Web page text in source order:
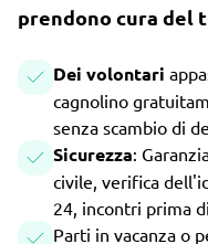
prendono cura del
Dei volontari
cagnolino
senza scambio di
Sicurezza:
civile, verifica
24, incontri prima
Parti in vacanza o